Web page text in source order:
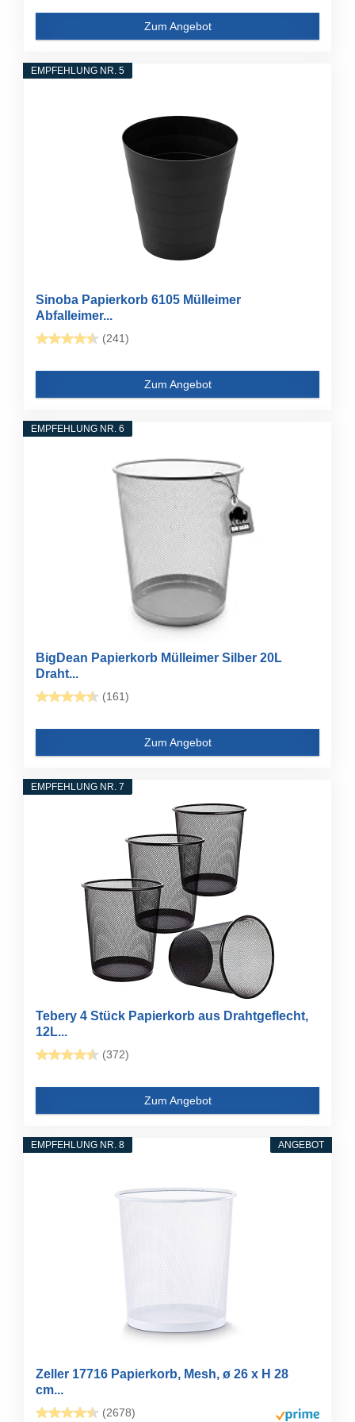
Zum Angebot
EMPFEHLUNG NR. 5
Sinoba Papierkorb 6105 Mülleimer
Abfalleimer...
(241)
Zum Angebot
EMPFEHLUNG NR. 6
BigDean Papierkorb Mülleimer Silber 20L
Draht...
(161)
Zum Angebot
EMPFEHLUNG NR. 7
Tebery 4 Stück Papierkorb aus Drahtgeflecht,
12L...
(372)
Zum Angebot
ANGEBOT
EMPFEHLUNG NR. 8
Zeller 17716 Papierkorb, Mesh, ø 26 x H 28
cm...
(2678)